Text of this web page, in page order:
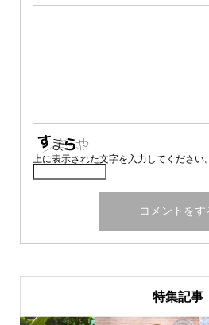
上に表示された文字を入力してください。
特集記事